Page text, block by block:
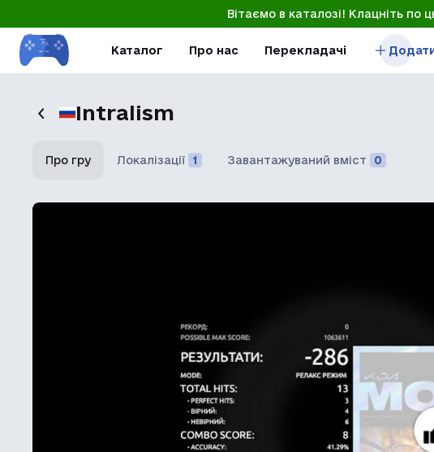
Вітаємо в каталозі! Клацніть
Каталог Про нас Перекладачі
Intralism
Про гру Локалізації 1 Завантажуваний вміст 0